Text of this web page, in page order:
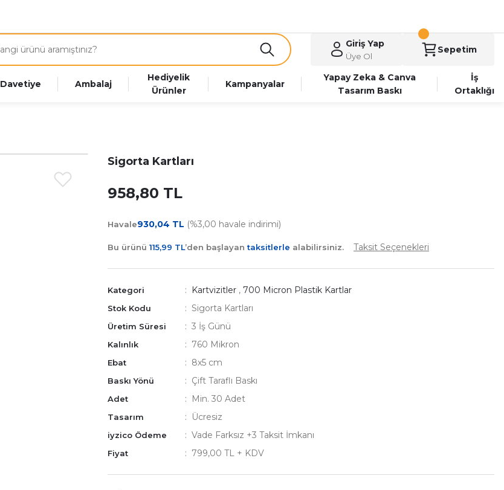
Giriş Yap
Üye Ol
Sepetim
Davetiye Ambalaj
Hediyelik
Ürünler
Kampanyalar
Yapay Zeka & Canva
Tasarım Baskı
İş
Ortaklığı
Sigorta Kartları
958,80 TL
Havale930,04 TL (%3,00 havale indirimi)
Bu ürünü 115,99 TL’den başlayantaksitlerle alabilirsiniz. Taksit Seçenekleri
Kategori Kartvizitler , 700 Micron Plastik Kartlar
Stok Kodu Sigorta Kartları
Üretim Süresi 3 İş Günü
Kalınlık 760 Mikron
Ebat 8x5 cm
Baskı Yönü Çift Taraflı Baskı
Adet Min. 30 Adet
Tasarım Ücresiz
iyzico Ödeme Vade Farksız +3 Taksit İmkanı
Fiyat 799,00 TL + KDV